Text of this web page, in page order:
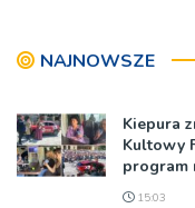
NAJNOWSZE
Kiepura
Kultowy
program
15:03